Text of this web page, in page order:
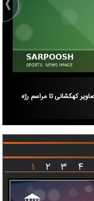
کهکشانی تا مراسم رژه
۱ ۲ ۳ ۴